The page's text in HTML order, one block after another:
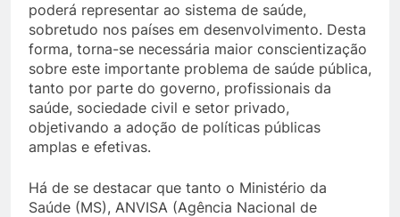
poderá representar ao sistema de saúde,
sobretudo nos países em desenvolvimento. Desta
forma, torna-se necessária maior conscientização
sobre este importante problema de saúde pública,
tanto por parte do governo, profissionais da
saúde, sociedade civil e setor privado,
objetivando a adoção de políticas públicas
amplas e efetivas.
Há de se destacar que tanto o Ministério da
Saúde (MS), ANVISA (Agência Nacional de